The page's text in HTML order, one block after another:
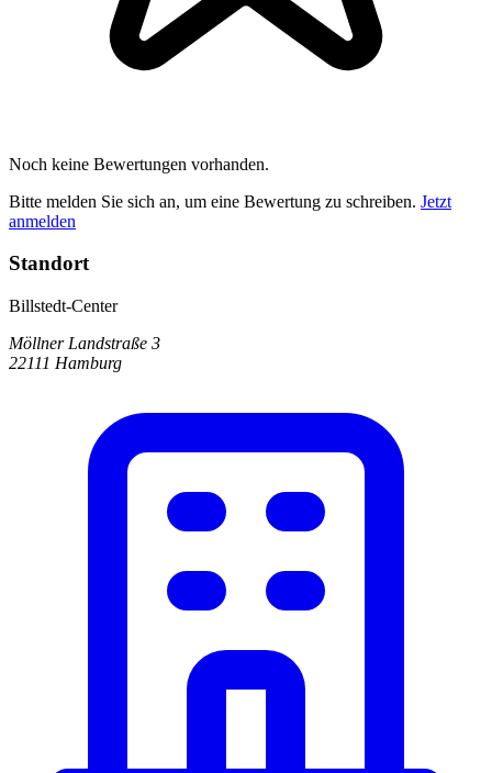
Noch keine Bewertungen vorhanden.
Bitte melden Sie sich an, um eine Bewertung zu schreiben. Jetzt
anmelden
Standort
Billstedt-Center
Möllner Landstraße 3
22111 Hamburg